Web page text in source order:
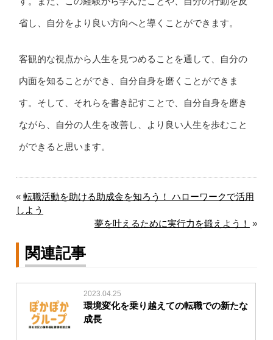
省し、自分をより良い方向へと導くことができます。
客観的な視点から人生を見つめることを通して、自分の
内面を知ることができ、自分自身を磨くことができま
す。そして、それらを書き記すことで、自分自身を磨き
ながら、自分の人生を改善し、より良い人生を歩むこと
ができると思います。
«転職活動を助ける助成金を知ろう！ ハローワークで活用
しよう
夢を叶えるために実行力を鍛えよう！ »
関連記事
2023.04.25
環境変化を乗り越えての転職での新たな
成長